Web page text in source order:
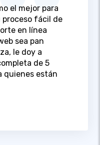
el mejor para
proceso fácil de
en línea
sea pan
le doy a
de 5
quienes están